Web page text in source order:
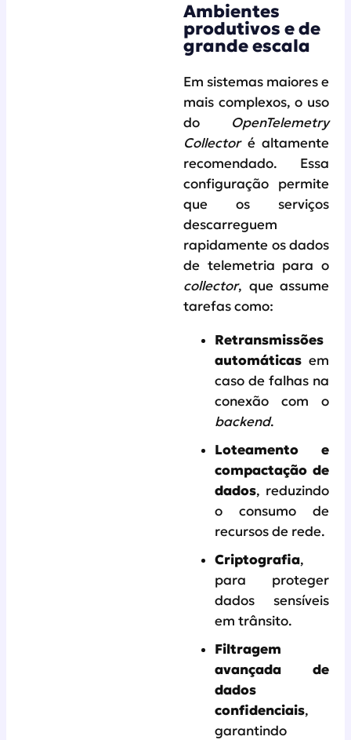
Ambientes
produtivos e de
grande escala
Em sistemas maiores e
mais complexos, o uso
do OpenTelemetry
Collectoré altamente
recomendado. Essa
configuração permite
que os serviços
descarreguem
rapidamente os dados
de telemetria para o
collector, que assume
tarefas como:
Retransmissões
automáticas em
caso de falhas na
conexão com o
backend.
Loteamento e
compactação de
dados, reduzindo
o consumo de
recursos de rede.
Criptografia,
para proteger
dados sensíveis
em trânsito.
Filtragem
avançada de
dados
confidenciais,
garantindo